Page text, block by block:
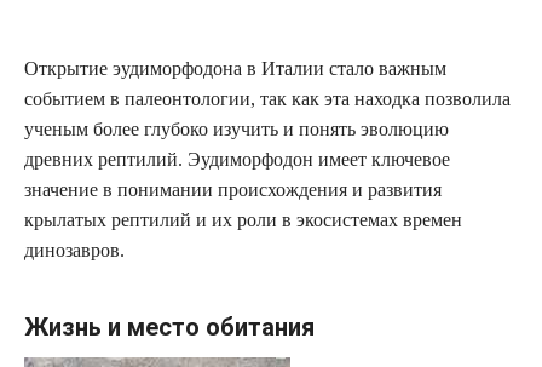
Открытие эудиморфодона в Италии стало важным
событием в палеонтологии, так как эта находка позволила
ученым более глубоко изучить и понять эволюцию
древних рептилий. Эудиморфодон имеет ключевое
значение в понимании происхождения и развития
крылатых рептилий и их роли в экосистемах времен
динозавров.
Жизнь и место обитания